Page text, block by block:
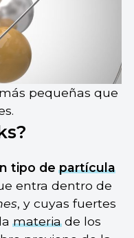
pequeñas que
tipo departícula
entra dentro de
, y cuyas fuertes
materiade los